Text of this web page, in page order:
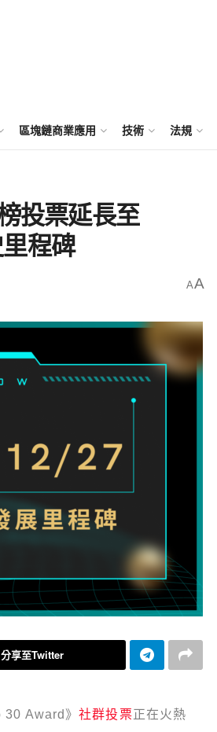
區塊鏈商業應用 技術 法規
投票延長至
程碑
AA
分享至Twitter
30 Award》社群投票正在火熱